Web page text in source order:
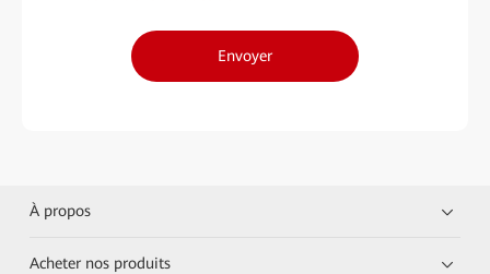
Envoyer
À propos
Acheter nos produits